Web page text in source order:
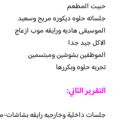
حبيت المطعم
جلساته حلوه ديكوره مريح وسعيد
الموسيقى هاديه ورايقه موب ازعاج
الاكل جيد جدا
الموظفين بشوشين ومبتسمين
تجربه حلوه وبكررها
التقرير الثاني:
جلسات داخلية وخارجيه رايقه